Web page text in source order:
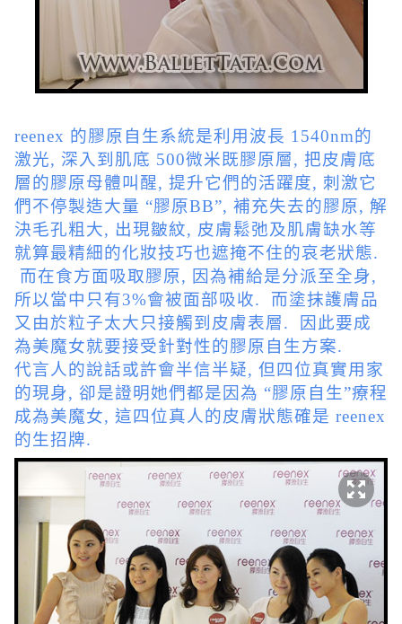
reenex 的膠原自生系統是利用波長 1540nm的
激光, 深入到肌底 500微米既膠原層, 把皮膚底
層的膠原母體叫醒, 提升它們的活躍度, 刺激它
們不停製造大量 “膠原BB”, 補充失去的膠原, 解
決毛孔粗大, 出現皺紋, 皮膚鬆弛及肌膚缺水等
就算最精細的化妝技巧也遮掩不住的哀老狀態.
而在食方面吸取膠原, 因為補給是分派至全身,
所以當中只有3%會被面部吸收. 而塗抹護膚品
又由於粒子太大只接觸到皮膚表層. 因此要成
為美魔女就要接受針對性的膠原自生方案.
代言人的說話或許會半信半疑, 但四位真實用家
的現身, 卻是證明她們都是因為 “膠原自生”療程
成為美魔女, 這四位真人的皮膚狀態確是 reenex
的生招牌.